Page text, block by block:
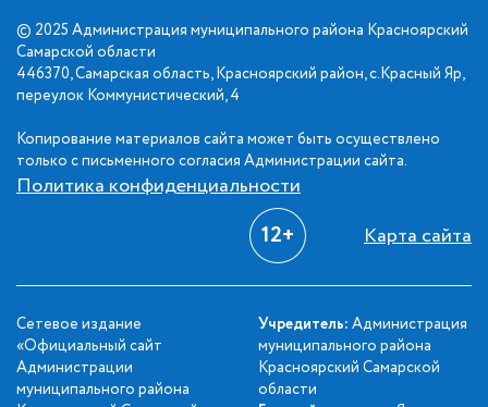
© 2025 Администрация муниципального района Красноярский
Самарской области
446370, Самарская область, Красноярский район, с.Красный Яр,
переулок Коммунистический, 4
Копирование материалов сайта может быть осуществлено
только с письменного согласия Администрации сайта.
Политика конфиденциальности
12+ Карта сайта
Сетевое издание
«Официальный сайт
Администрации
муниципального района
Учредитель: Администрация
муниципального района
Красноярский Самарской
области